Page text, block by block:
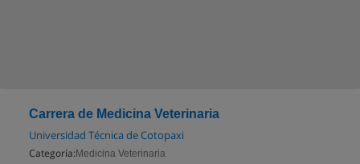
Carrera de Medicina Veterinaria
Universidad Técnica de Cotopaxi
Categoría: Medicina Veterinaria